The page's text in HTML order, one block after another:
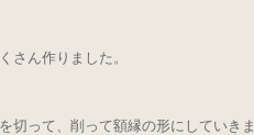
さん作りました。
切って、削って額縁の形にしていきま